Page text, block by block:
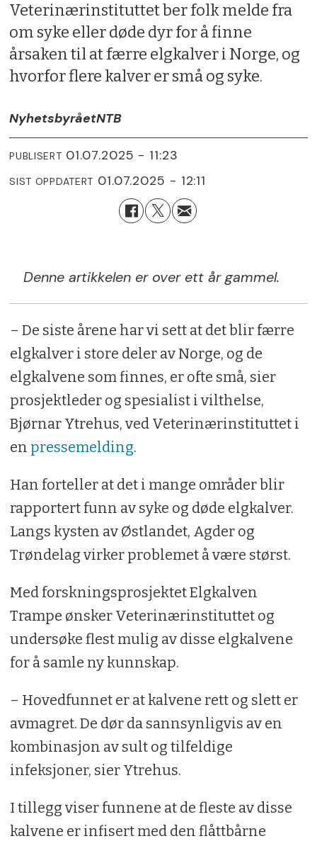
Veterinærinstituttet ber folk melde fra
om syke eller døde dyr for å finne
årsaken til at færre elgkalver i Norge, og
hvorfor flere kalver er små og syke.
NyhetsbyråetNTB
PUBLISERT 01.07.2025 - 11:23
SIST OPPDATERT 01.07.2025 - 12:11
Denne artikkelen er over ett år gammel.
– De siste årene har vi sett at det blir færre
elgkalver i store deler av Norge, og de
elgkalvene som finnes, er ofte små, sier
prosjektleder og spesialist i vilthelse,
Bjørnar Ytrehus, ved Veterinærinstituttet i
en pressemelding.
Han forteller at det i mange områder blir
rapportert funn av syke og døde elgkalver.
Langs kysten av Østlandet, Agder og
Trøndelag virker problemet å være størst.
Med forskningsprosjektet Elgkalven
Trampe ønsker Veterinærinstituttet og
undersøke flest mulig av disse elgkalvene
for å samle ny kunnskap.
– Hovedfunnet er at kalvene rett og slett er
avmagret. De dør da sannsynligvis av en
kombinasjon av sult og tilfeldige
infeksjoner, sier Ytrehus.
I tillegg viser funnene at de fleste av disse
kalvene er infisert med den flåttbårne